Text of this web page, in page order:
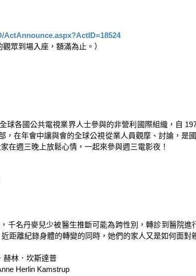
眾到場入座，額滿為止。）
球各國公共電視業界人士參與的非營利國際組織，自
，在年會中讓與會的全球公視從業人員觀摩、討論，是
在週三晚上放鬆心情，一起來參與週三電影夜！
千名丹麥兒少被醫生推斷可能為跨性別，轉診到醫院
距離紀錄身體的轉變的同時，她們的家人又是如何面對
赫林．坎斯達普
Herlin Kamstrup